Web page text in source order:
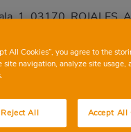
1, 03170, ROJALES,
21:30
21:30
All Cookies”, you agree to the
site navigation, analyze site usage,
Reject All Accept All